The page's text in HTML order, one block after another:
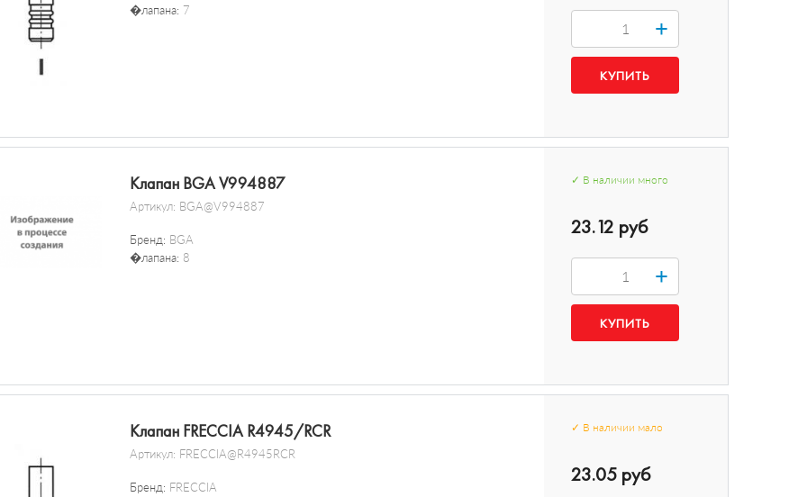
�лапана: 7
+
Клапан BGA V994887
Артикул: BGA@V994887
Бренд: BGA
�лапана: 8
✓ В наличии много
23.12 руб
+
Клапан FRECCIA R4945/RCR
Артикул: FRECCIA@R4945RCR
Бренд: FRECCIA
✓ В наличии мало
23.05 руб